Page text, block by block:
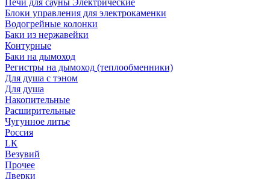
Печи для сауны Электрические
Блоки управления для электрокаменки
Водогрейные колонки
Баки из нержавейки
Контурные
Баки на дымоход
Регистры на дымоход (теплообменники)
Для душа с тэном
Для душа
Накопительные
Расширительные
Чугунное литье
Россия
LК
Везувий
Прочее
Дверки